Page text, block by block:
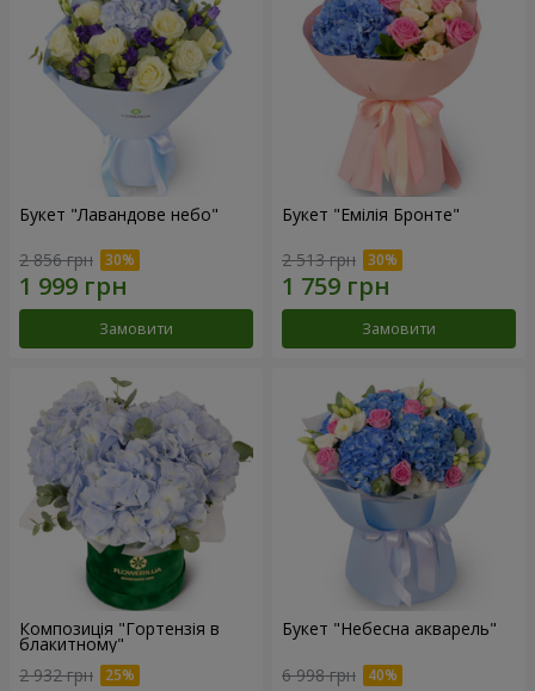
Букет "Лавандове небо"
2 856 грн
Замовити
Букет "Емілія Бронте"
2 513 грн
Замовити
Композиція "Гортензія в
блакитному"
2 932 грн
Букет "Небесна акварель"
6 998 грн